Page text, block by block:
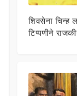
शिवसेना चिन्ह
टिप्पणीने